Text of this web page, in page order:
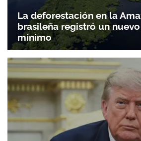
La deforestación en la
brasileña registró un
mínimo